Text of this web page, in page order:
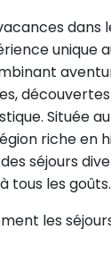
dans
unique
Située
riche en
séjours
tous les goûts.
les